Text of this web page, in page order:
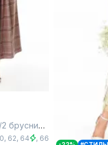
, 62, 64 , 66